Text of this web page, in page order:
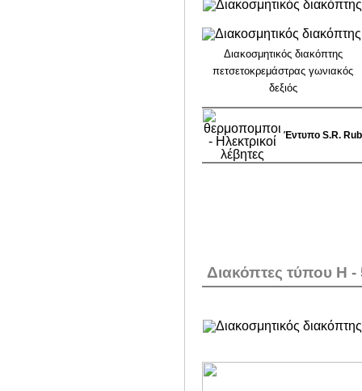
Διακοσμητικός διακόπτης
πετσετοκρεμάστρας γωνιακός
δεξιός
Έντυπο S.R.
Διακόπτες τύπου Η -